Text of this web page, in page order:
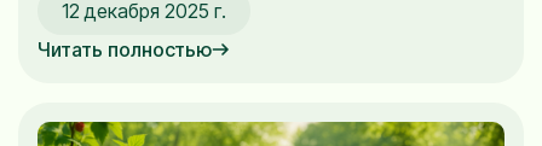
предвестником холода: парша на яблоне. Это
заболевание может серьезно повредить ваши
яблоки и сделать их менее привлекательными.
хотите сохранить здоровье своих...
12 декабря 2025 г.
Читать полностью